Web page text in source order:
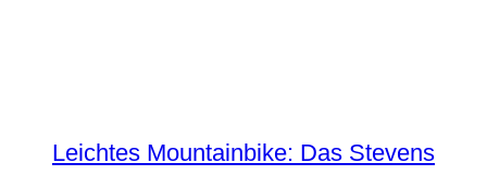
Leichtes Mountainbike: Das Stevens